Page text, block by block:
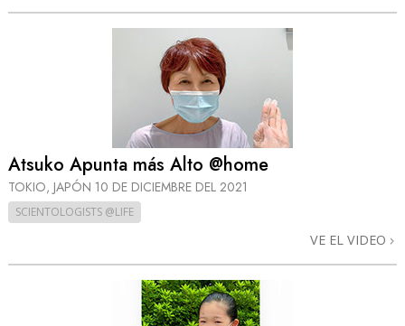
Atsuko Apunta más Alto @home
TOKIO, JAPÓN 10 DE DICIEMBRE DEL 2021
SCIENTOLOGISTS @LIFE
VE EL VIDEO